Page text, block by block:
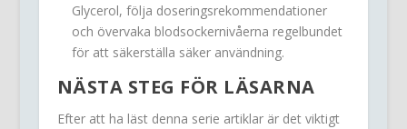
Glycerol, följa doseringsrekommendationer
och övervaka blodsockernivåerna regelbundet
för att säkerställa säker användning.
NÄSTA STEG FÖR LÄSARNA
Efter att ha läst denna serie artiklar är det viktigt